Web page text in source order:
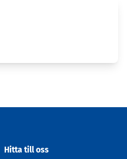
Hitta till oss